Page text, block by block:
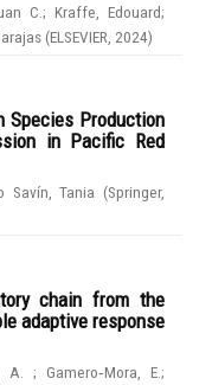
C. ; Kraffe, Edouard;
(ELSEVIER 2024)
Species Production
in Pacific Red
Savín, Tania (Springer,
chain from the
adaptive response
A.;Gamero‑Mora, E.;